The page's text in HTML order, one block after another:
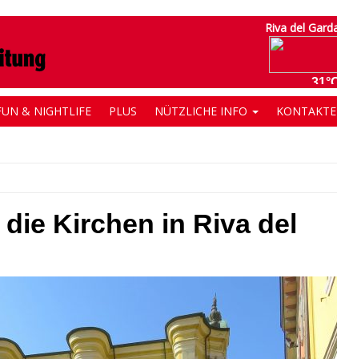
& NIGHTLIFE PLUS NÜTZLICHE INFO KONTAKTE
Kirchen in Riva del